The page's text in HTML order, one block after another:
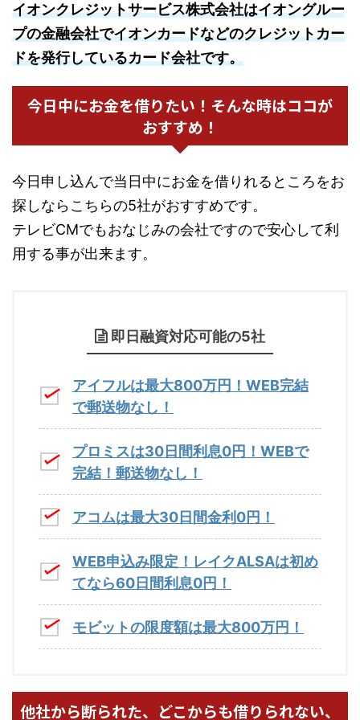
イオンクレジットサービス株式会社はイオングルー
プの金融会社でイオンカードなどのクレジットカー
ドを発行しているカード会社です。
今日中にお金を借りたい！そんな時はココが
おすすめ！
今日申し込んで当日中にお金を借りれるところをお
探しならこちらの5社がおすすめです。
テレビCMでもおなじみの会社ですので安心して利
用する事が出来ます。
即日融資対応可能の5社
アイフルは最大800万円！WEB完結
で郵送物なし！
プロミスは30日間利息0円！WEBで
完結！郵送物なし！
アコムは最大30日間金利0円！
WEB申込み限定！レイクALSAは初め
てなら60日間利息0円！
モビットの限度額は最大800万円！
他社から断られた、どこからも借りられない、